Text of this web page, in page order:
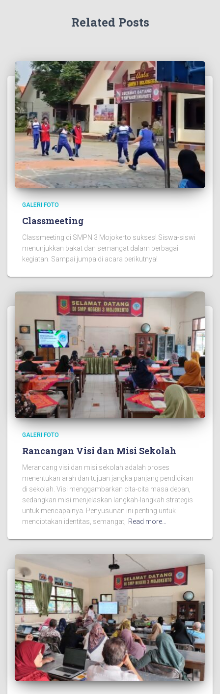
Related Posts
GALERI FOTO
Classmeeting
Classmeeting di SMPN 3 Mojokerto sukses! Siswa-siswi
menunjukkan bakat dan semangat dalam berbagai
kegiatan. Sampai jumpa di acara berikutnya!
GALERI FOTO
Rancangan Visi dan Misi Sekolah
Merancang visi dan misi sekolah adalah proses
menentukan arah dan tujuan jangka panjang pendidikan
di sekolah. Visi menggambarkan cita-cita masa depan,
sedangkan misi menjelaskan langkah-langkah strategis
untuk mencapainya. Penyusunan ini penting untuk
menciptakan identitas, semangat, Read more…